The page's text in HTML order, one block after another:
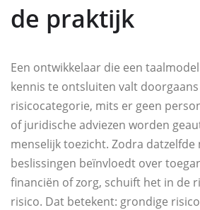
de praktijk
Een ontwikkelaar die een
kennis te ontsluiten valt
risicocategorie, mits er geen
of juridische adviezen worden
menselijk toezicht. Zodra
beslissingen beïnvloedt over
financiën of zorg, schuift het in de
risico. Dat betekent: grondige